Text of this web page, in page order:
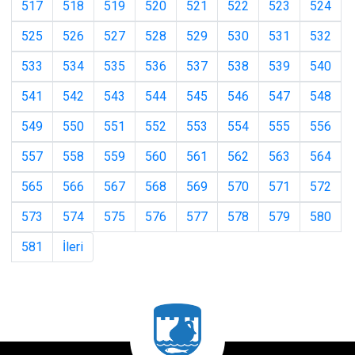
517 518 519 520 521 522 523
524
525
526 527 528 529 530 531
532
533
534 535 536 537 538 539
540
541
542 543 544 545 546 547
548
549
550 551 552 553 554 555
556
557
558 559 560 561 562 563
564
565
566 567 568 569 570 571
572
573
574 575 576 577 578 579
580
581
İleri